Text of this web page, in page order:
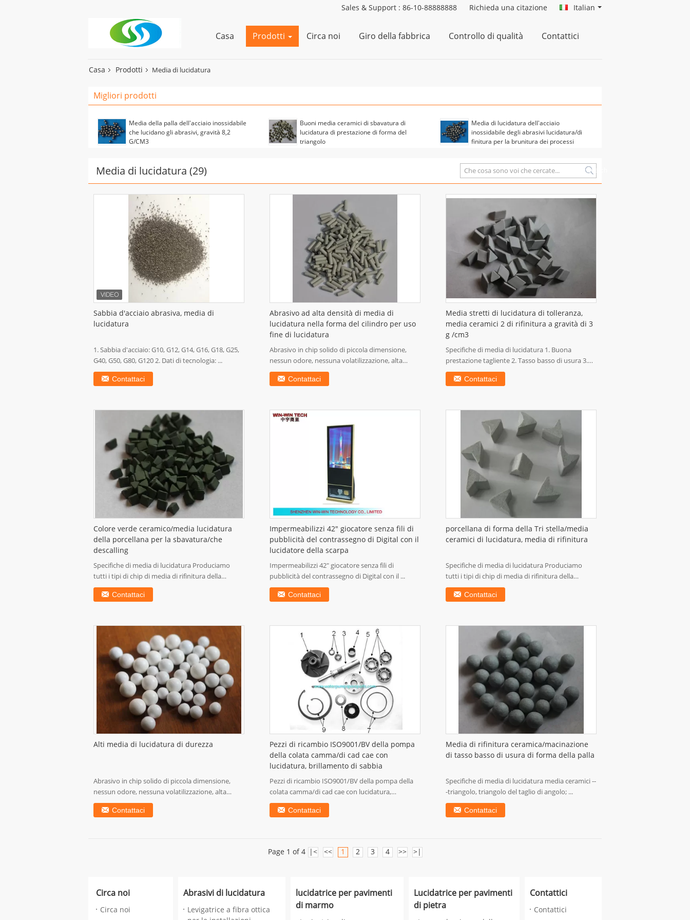
Sales & Support : 86-10-88888888 Richieda una citazione Italian
Casa Prodotti Circa noi Giro della fabbrica Controllo di qualità Contattici
Casa Prodotti Media di lucidatura
Migliori prodotti
Media della palla dell'acciaio inossidabile
che lucidano gli abrasivi, gravità 8,2
G/CM3
Buoni media ceramici di sbavatura di
lucidatura di prestazione di forma del
triangolo
Media di lucidatura dell'acciaio
inossidabile degli abrasivi lucidatura/di
finitura per la brunitura dei processi
Media di lucidatura (29) Search
Sabbia d'acciaio abrasiva, media di
lucidatura
1. Sabbia d'acciaio: G10, G12, G14, G16, G18, G25,
G40, G50, G80, G120 2. Dati di tecnologia: ...
Contattaci
Abrasivo ad alta densità di media di
lucidatura nella forma del cilindro per uso
fine di lucidatura
Abrasivo in chip solido di piccola dimensione,
nessun odore, nessuna volatilizzazione, alta
durezza ...
Contattaci
Media stretti di lucidatura di tolleranza,
media ceramici 2 di rifinitura a gravità di 3
g /cm3
Specifiche di media di lucidatura 1. Buona
prestazione tagliente 2. Tasso basso di usura 3.
Non ...
Contattaci
Colore verde ceramico/media lucidatura
della porcellana per la sbavatura/che
descalling
Specifiche di media di lucidatura Produciamo
tutti i tipi di chip di media di rifinitura della
massa...
Contattaci
Impermeabilizzi 42" giocatore senza fili di
pubblicità del contrassegno di Digital con il
lucidatore della scarpa
Impermeabilizzi 42" giocatore senza fili di
pubblicità del contrassegno di Digital con il ...
Contattaci
porcellana di forma della Tri stella/media
ceramici di lucidatura, media di rifinitura
Specifiche di media di lucidatura Produciamo
tutti i tipi di chip di media di rifinitura della
massa...
Contattaci
Alti media di lucidatura di durezza
Abrasivo in chip solido di piccola dimensione,
nessun odore, nessuna volatilizzazione, alta
durezza ...
Contattaci
Pezzi di ricambio ISO9001/BV della pompa
della colata camma/di cad cae con
lucidatura, brillamento di sabbia
Pezzi di ricambio ISO9001/BV della pompa della
colata camma/di cad cae con lucidatura,
brillamento ...
Contattaci
Media di rifinitura ceramica/macinazione
di tasso basso di usura di forma della palla
Specifiche di media di lucidatura media ceramici --
-triangolo, triangolo del taglio di angolo; ...
Contattaci
Page 1 of 4 |< << 1 2 3 4 >> >|
Circa noi
Circa noi
Abrasivi di lucidatura
Levigatrice a fibra ottica
lucidatrice per pavimenti
di marmo
Lucidatrice per pavimenti
di pietra
Contattici
Contattici